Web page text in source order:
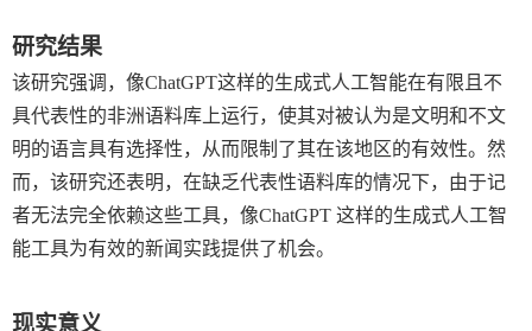
研究结果
该研究强调，像ChatGPT这样的生成式人工智能在有限且不
具代表性的非洲语料库上运行，使其对被认为是文明和不文
明的语言具有选择性，从而限制了其在该地区的有效性。然
而，该研究还表明，在缺乏代表性语料库的情况下，由于记
者无法完全依赖这些工具，像ChatGPT 这样的生成式人工智
能工具为有效的新闻实践提供了机会。
现实意义